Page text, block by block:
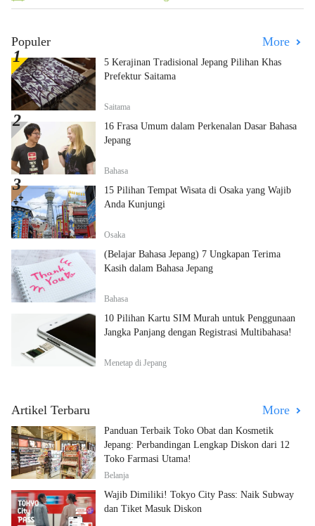
Populer More
5 Kerajinan Tradisional Jepang Pilihan Khas
Prefektur Saitama
Saitama
16 Frasa Umum dalam Perkenalan Dasar Bahasa
Jepang
Bahasa
15 Pilihan Tempat Wisata di Osaka yang Wajib
Anda Kunjungi
Osaka
(Belajar Bahasa Jepang) 7 Ungkapan Terima
Kasih dalam Bahasa Jepang
Bahasa
10 Pilihan Kartu SIM Murah untuk Penggunaan
Jangka Panjang dengan Registrasi Multibahasa!
Menetap di Jepang
Artikel Terbaru More
Panduan Terbaik Toko Obat dan Kosmetik
Jepang: Perbandingan Lengkap Diskon dari 12
Toko Farmasi Utama!
Belanja
Wajib Dimiliki! Tokyo City Pass: Naik Subway
dan Tiket Masuk Diskon